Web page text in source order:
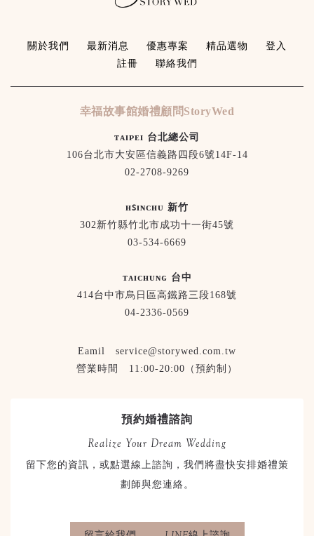
關於我們 最新消息 優惠專案 精品選物
登入
註冊
聯絡我們
幸福故事館婚禮顧問StoryWed
ᴛᴀɪᴘᴇɪ 台北總公司
106台北市大安區信義路四段6號14F-14
02-2708-9269
ʜꜱɪɴᴄʜᴜ 新竹
302新竹縣竹北市成功十一街45號
03-534-6669
ᴛᴀɪᴄʜᴜɴɢ 台中
414台中市烏日區高鐵路三段168號
04-2336-0569
Eamil service@storywed.com.tw
營業時間 11:00-20:00（預約制）
預約婚禮諮詢
Realize Your Dream Wedding
留下您的資訊，或點選線上諮詢，我們將盡快安排婚禮策
劃師與您連絡。